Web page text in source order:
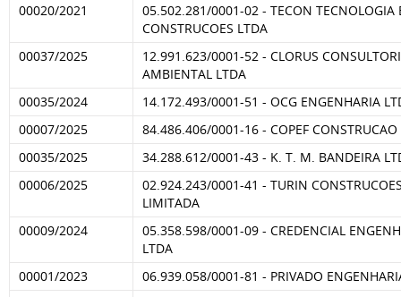
00020/2021
05.502.281/0001-02 - TECON TECNOLOGIA
CONSTRUCOES LTDA
00037/2025
12.991.623/0001-52 - CLORUS
AMBIENTAL LTDA
00035/2024
14.172.493/0001-51 - OCG ENGENHARIA
00007/2025
84.486.406/0001-16 - COPEF CONSTRUCAO
00035/2025
34.288.612/0001-43 - K. T. M. BANDEIRA
00006/2025
02.924.243/0001-41 - TURIN
LIMITADA
00009/2024
05.358.598/0001-09 - CREDENCIAL
LTDA
00001/2023
06.939.058/0001-81 - PRIVADO